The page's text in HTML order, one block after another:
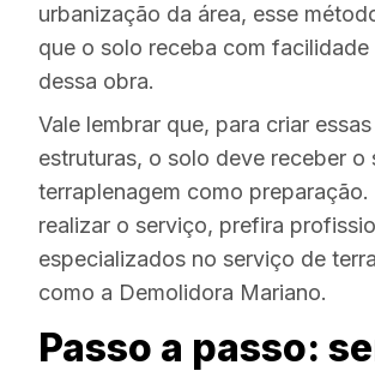
urbanização da área, esse
que o solo receba com facilidade
dessa obra.
Vale lembrar que, para criar
estruturas, o solo deve receber o
terraplenagem como
realizar o serviço, prefira
especializados no serviço de
como a Demolidora Mariano.
Passo a passo: